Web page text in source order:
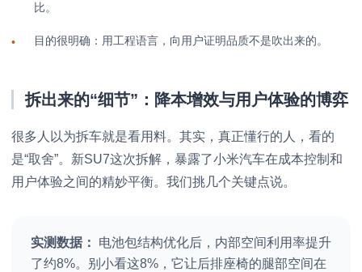
比。
• 目的很明确：用工程语言，向用户证明品质不是吹出来的。
拆出来的“细节”：降本增效与用户体验的博弈
很多人以为拆车就是看用料。其实，真正懂行的人，看的
是“取舍”。新SU7这次拆解，暴露了小米汽车在成本控制和
用户体验之间的精妙平衡。我们挑几个关键点说。
实测数据：
电池包结构优化后，内部空间利用率提升
了约8%。别小看这8%，它让后排座椅的腿部空间在